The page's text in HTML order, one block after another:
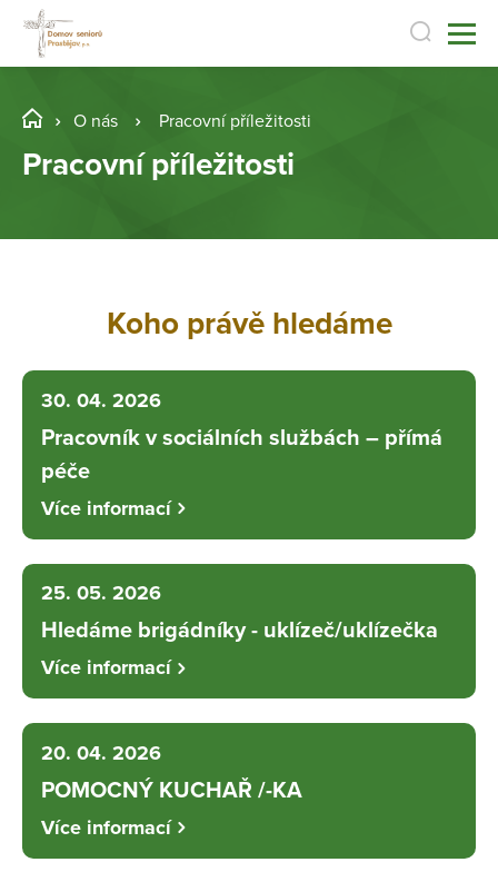
O nás Pracovní příležitosti
Pracovní příležitosti
Koho právě hledáme
30. 04. 2026
Pracovník v sociálních službách – přímá
péče
Více informací
25. 05. 2026
Hledáme brigádníky - uklízeč/uklízečka
Více informací
20. 04. 2026
POMOCNÝ KUCHAŘ /-KA
Více informací